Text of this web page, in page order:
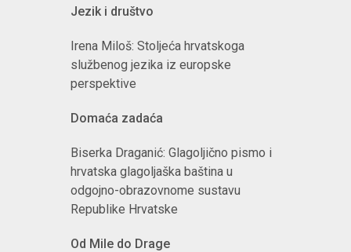
Jezik i društvo
Irena Miloš: Stoljeća hrvatskoga
službenog jezika iz europske
perspektive
Domaća zadaća
Biserka Draganić: Glagoljično pismo i
hrvatska glagoljaška baština u
odgojno-obrazovnome sustavu
Republike Hrvatske
Od Mile do Drage